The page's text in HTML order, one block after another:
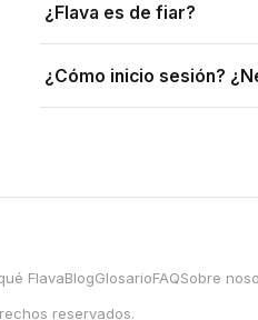
¿Flava es de fiar?
¿Cómo inicio sesión?
FlavaBlogGlosarioFAQSobre
reservados.